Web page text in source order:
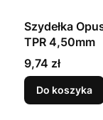
Szydełka
TPR 4,50mm
Cena
9,74 zł
Do koszyka